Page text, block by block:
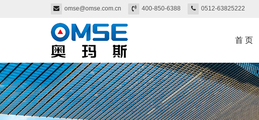
omse@omse.com.cn 400-850-6388 0512-63825222
首 页